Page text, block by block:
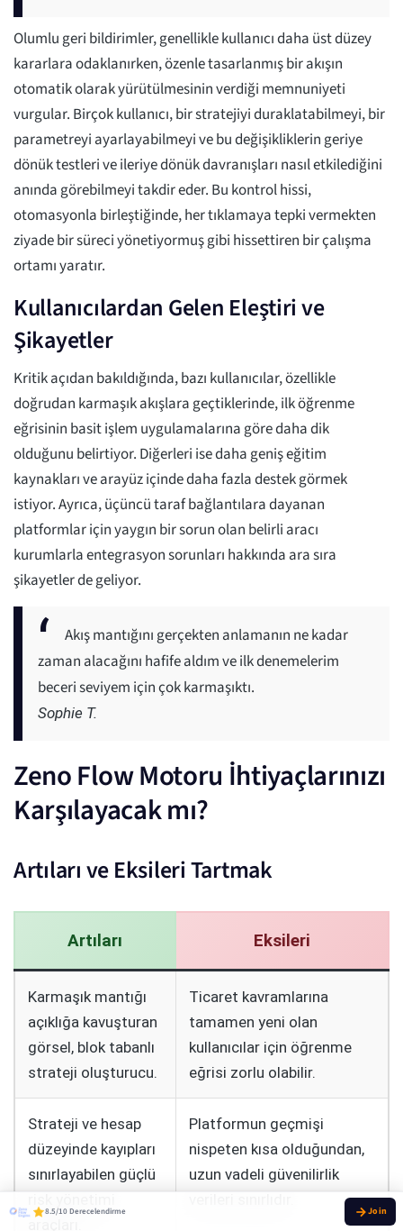
Olumlu geri bildirimler, genellikle kullanıcı daha üst düzey
kararlara odaklanırken, özenle tasarlanmış bir akışın
otomatik olarak yürütülmesinin verdiği memnuniyeti
vurgular. Birçok kullanıcı, bir stratejiyi duraklatabilmeyi, bir
parametreyi ayarlayabilmeyi ve bu değişikliklerin geriye
dönük testleri ve ileriye dönük davranışları nasıl etkilediğini
anında görebilmeyi takdir eder. Bu kontrol hissi,
otomasyonla birleştiğinde, her tıklamaya tepki vermekten
ziyade bir süreci yönetiyormuş gibi hissettiren bir çalışma
ortamı yaratır.
Kullanıcılardan Gelen Eleştiri ve
Şikayetler
Kritik açıdan bakıldığında, bazı kullanıcılar, özellikle
doğrudan karmaşık akışlara geçtiklerinde, ilk öğrenme
eğrisinin basit işlem uygulamalarına göre daha dik
olduğunu belirtiyor. Diğerleri ise daha geniş eğitim
kaynakları ve arayüz içinde daha fazla destek görmek
istiyor. Ayrıca, üçüncü taraf bağlantılara dayanan
platformlar için yaygın bir sorun olan belirli aracı
kurumlarla entegrasyon sorunları hakkında ara sıra
şikayetler de geliyor.
Akış mantığını gerçekten anlamanın ne kadar
zaman alacağını hafife aldım ve ilk denemelerim
beceri seviyem için çok karmaşıktı.
Sophie T.
Zeno Flow Motoru İhtiyaçlarınızı
Karşılayacak mı?
Artıları ve Eksileri Tartmak
Artıları Eksileri
Karmaşık mantığı
açıklığa kavuşturan
görsel, blok tabanlı
strateji oluşturucu.
Ticaret kavramlarına
tamamen yeni olan
kullanıcılar için öğrenme
eğrisi zorlu olabilir.
Strateji ve hesap
düzeyinde kayıpları
sınırlayabilen güçlü
Platformun geçmişi
nispeten kısa olduğundan,
uzun vadeli güvenilirlik
8.5/10 Derecelendirme